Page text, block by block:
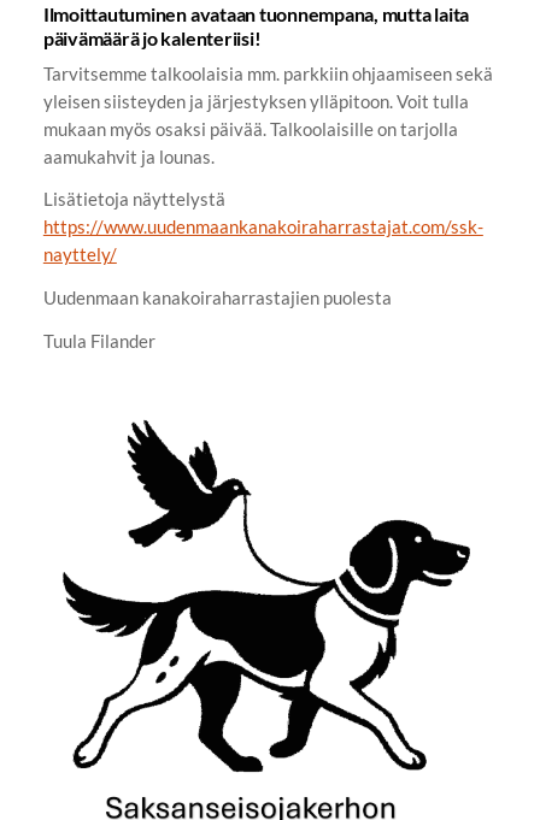
Ilmoittautuminen avataan tuonnempana, mutta laita
päivämäärä jo kalenteriisi!
Tarvitsemme talkoolaisia mm. parkkiin ohjaamiseen sekä
yleisen siisteyden ja järjestyksen ylläpitoon. Voit tulla
mukaan myös osaksi päivää. Talkoolaisille on tarjolla
aamukahvit ja lounas.
Lisätietoja näyttelystä
https://www.uudenmaankanakoiraharrastajat.com/ssk-
nayttely/
Uudenmaan kanakoiraharrastajien puolesta
Tuula Filander